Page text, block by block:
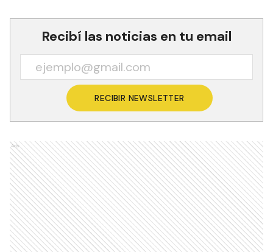
Recibí las noticias en tu email
RECIBIR NEWSLETTER
Ads